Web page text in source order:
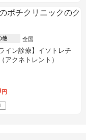
他 全国
イン診療】イソトレチ
アクネトレント）
円